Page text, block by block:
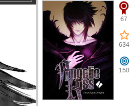
67
634
150